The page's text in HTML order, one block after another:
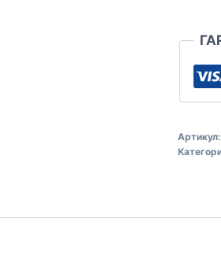
Артикул: